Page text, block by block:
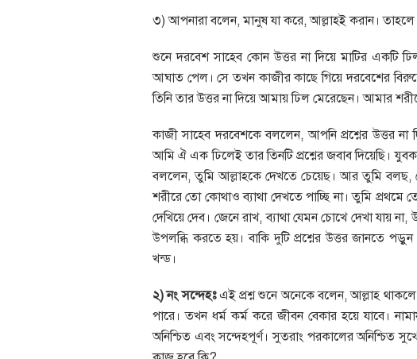
৩) আপনারা বলেন, মানুষ যা করে, আল্লাহই করান।
শুনে দরবেশ সাহেব কোন উত্তর না দিয়ে মাটির একটি
আঘাত পেল। সে তখন কাজীর কাছে গিয়ে দরবেশের
তিনি তার উত্তর না দিয়ে আমায় ঢিল মেরেছেন। আমার
কাজী সাহেব দরবেশকে বললেন, আপনি প্রশ্নের উত্তর
আমি ঐ এক ঢিলেই তার তিনটি প্রশ্নের জবাব দিয়েছি।
বললেন, তুমি আল্লাহকে দেখতে চেয়েছ। আর তুমি বলছ,
শরীরে তো কোথাও ব্যাথা দেখতে পাচ্ছি না। তুমি প্রথমে
দেখিয়ে দেব। জেনে রাখ, ব্যাথা যেমন চোখে দেখা যায়
উপলব্ধি করতে হয়। বাকি দুটি প্রশ্নের উত্তর জানতে
খন্ড।
২) নং সন্দেহঃএই প্রশ্ন শুনে অনেকে বলেন, আল্লাহ
পারে। তখন ধর্ম কর্ম করে জীবন বেকার হয়ে যাবে।
অনিশ্চিত এবং সন্দেহপূর্ণ। সুতরাং পরকালের অনিশ্চিত